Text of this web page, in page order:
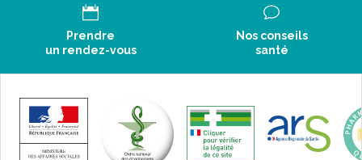
Prendre
un rendez-vous
Nos conseils
santé